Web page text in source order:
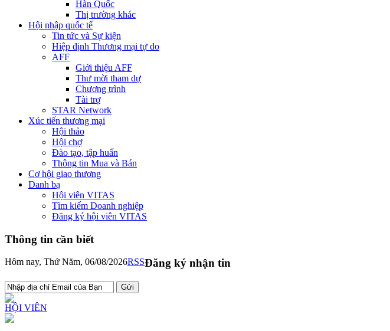
Hàn Quốc
Thị trường khác
Hội nhập quốc tế
Tin tức và Sự kiện
Hiệp định Thương mại tự do
AFF
Giới thiệu AFF
Thư mời tham dự
Chương trình
Tài trợ
STAR Network
Xúc tiến thương mại
Hội thảo
Hội chợ
Đào tạo, tập huấn
Thông tin Mua và Bán
Cơ hội giao thương
Danh bạ
Hội viên VITAS
Tìm kiếm Doanh nghiệp
Đăng ký hội viên VITAS
Thông tin cần biết
Hôm nay, Thứ Năm, 06/08/2026RSSĐăng ký nhận tin
HỘI VIÊN